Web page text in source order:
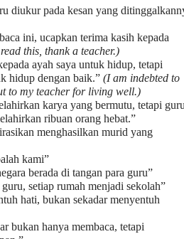
diukur pada kesan yang
ini, ucapkan terima kasih kepada
this, thank a teacher.)
ayah saya untuk hidup, tetapi
hidup dengan baik.” (I am indebted to
to my teacher for living well.)
karya yang bermutu, tetapi
ribuan orang hebat.”
menghasilkan murid yang
kami”
berada di tangan para guru”
setiap rumah menjadi sekolah”
hati, bukan sekadar menyentuh
bukan hanya membaca, tetapi